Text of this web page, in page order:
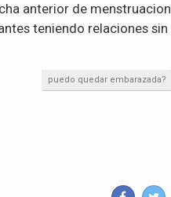
anterior de menstruacion
teniendo relaciones sin
puedo quedar embarazada?